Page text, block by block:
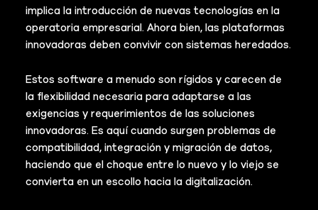
implica la introducción de nuevas tecnologías en la
operatoria empresarial. Ahora bien, las plataformas
innovadoras deben convivir con sistemas heredados.
Estos software a menudo son rígidos y carecen de
la flexibilidad necesaria para adaptarse a las
exigencias y requerimientos de las soluciones
innovadoras. Es aquí cuando surgen problemas de
compatibilidad, integración y migración de datos,
haciendo que el choque entre lo nuevo y lo viejo se
convierta en un escollo hacia la digitalización.